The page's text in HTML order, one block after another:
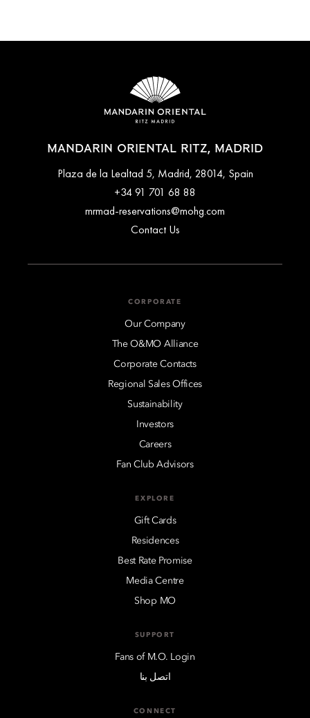
MANDARIN ORIENTAL RITZ, MADRID
Plaza de la Lealtad 5, Madrid, 28014, Spain
+34 91 701 68 88
mrmad-reservations@mohg.com
Contact Us
CORPORATE
Our Company
The O&MO Alliance
Corporate Contacts
Regional Sales Offices
Sustainability
Investors
Careers
Fan Club Advisors
EXPLORE
Gift Cards
Residences
Best Rate Promise
Media Centre
Shop MO
SUPPORT
Fans of M.O. Login
اتصل بنا
CONNECT